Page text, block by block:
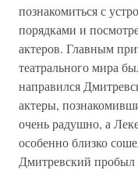
познакомиться с
порядками и
актеров. Главным
театрального мира
направился
актеры,
очень радушно, а
особенно близко
Дмитревский пробыл